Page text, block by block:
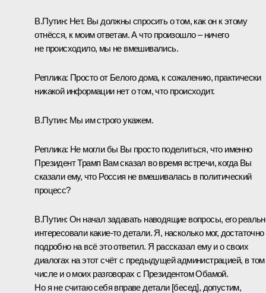
В.Путин: Нет. Вы должны спросить о том, как он к этому
отнёсся, к моим ответам. А что произошло – ничего
не происходило, мы не вмешивались.
Реплика: Просто от Белого дома, к сожалению, практически
никакой информации нет о том, что происходит.
В.Путин: Мы им строго укажем.
Реплика: Не могли бы Вы просто поделиться, что именно
Президент Трамп Вам сказал во время встречи, когда Вы
сказали ему, что Россия не вмешивалась в политический
процесс?
В.Путин: Он начал задавать наводящие вопросы, его
интересовали какие‑то детали. Я, насколько мог, достаточно
подробно на всё это ответил. Я рассказал ему и о своих
диалогах на этот счёт с предыдущей администрацией, в том
числе и о моих разговорах с Президентом Обамой.
Но я не считаю себя вправе детали [бесед], допустим,